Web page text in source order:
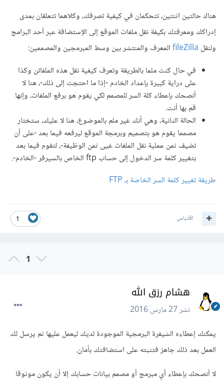
هناك حالتين اثنتين، تتحكمان في كيفية تصرفك، وكلاهما تتعلقان بمدى
إدراكك ومعرفتك بكيفة نقل ملفات الموقع إلى الإستضافة عبر أحد البرامج
ولنقل fileZillaالمعرف والمنتشر بين وسط المبرمجين والمصممين:
في حال كنت ملما بالطريقة وتعرف كيفية نقل هذه الملفاتن وكذا
على دراية كبيرة بإعداد الخادم -إذا ما احتجت إلى ذلك-، هنا لا
أنصحك بإعطاء كلة السر للمصمم لكي يقوم هو برفع الملفات، وإنها
قم بها أنت.
الحالة الثانية، وهي أنك غير ملم بالموضوع، هنا لا عليك، ستختار
مصمما يقوم هو بتصميم وبرمجة الموقع ليرفعه فيما بعد -على أن
تضيف ثمن عملية نقل الملفات غيى ثمن الوظيفة-، لتقوم فيما بعد
بتغيير كلمة سر الدخول إلى حساب ftp الخاص بالسيرفر -الخادم-.
طريقة تغيير كلمة السر الخاصة بـ FTP
1 اقتباس
1
هشام رزق الله
نشر27 مارس 2016
يمكنك إعطاءه الشيفرة البرمجية الموجودة لديك ليعمل عليها ثم يرسل لك
العمل بعد ذلك جاهز فتثبته على استضافتك بأمان.
لا أنصحك بإعطاء أي مبرمج أو مصمم بيانات حسابك إلا أن يكون موثوقا